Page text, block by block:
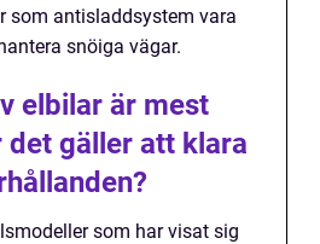
som antisladdsystem vara
snöiga vägar.
elbilar är mest
det gäller att klara
som har visat sig